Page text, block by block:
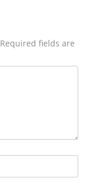
Required fields are